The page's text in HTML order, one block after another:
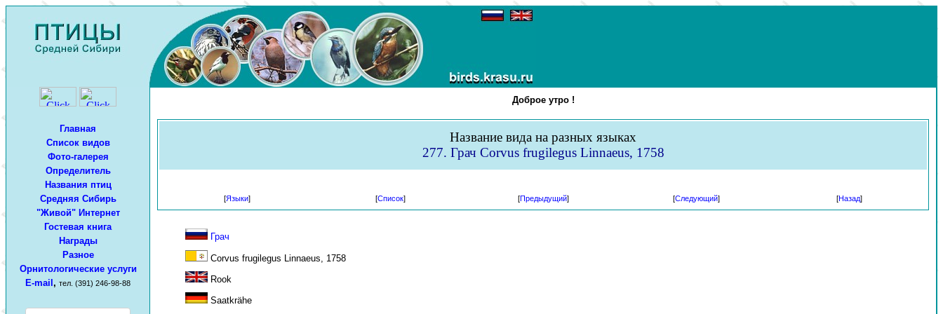
Главная
Список видов
Фото-галерея
Определитель
Названия птиц
Средняя Сибирь
"Живой" Интернет
Гостевая книга
Награды
Разное
Орнитологические услуги
E-mail , тел. (391) 246-98-88
Доброе утро !
Название вида на разных языках
277. Грач Corvus frugilegus Linnaeus, 1758
[Языки] [Список] [Предыдущий] [Следующий] [Назад]
Грач
Corvus frugilegus Linnaeus, 1758
Rook
Saatkrähe